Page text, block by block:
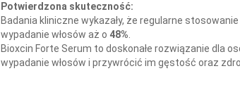
Potwierdzona skuteczność:
Badania kliniczne wykazały, że regularne
wypadanie włosów aż o 48%
Bioxcin Forte Serum to doskonałe rozwiązanie dla
wypadanie włosów i przywrócić im gęstość oraz